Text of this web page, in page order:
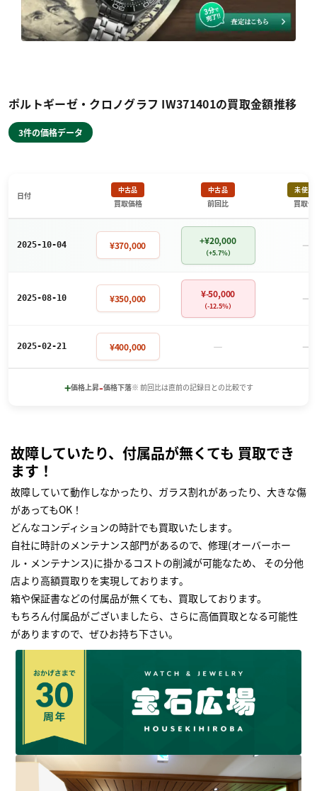
ポルトギーゼ・クロノグラフ IW371401の買取金額推移
3件の価格データ
日付
中古品
買取価格
中古品
前回比
未使用
買取価
2025-10-04 ¥370,000 +¥20,000
（+5.7%） －
2025-08-10 ¥350,000 ¥-50,000
（-12.5%） －
2025-02-21 ¥400,000 － －
+価格上昇-価格下落※ 前回比は直前の記録日との比較です
故障していたり、付属品が無くても 買取でき
ます！
故障していて動作しなかったり、ガラス割れがあったり、大きな傷
があってもOK！
どんなコンディションの時計でも買取いたします｡
自社に時計のメンテナンス部門があるので、修理(オーバーホー
ル・メンテナンス)に掛かるコストの削減が可能なため、 その分他
店より高額買取りを実現しております｡
箱や保証書などの付属品が無くても、買取しております。
もちろん付属品がございましたら、さらに高価買取となる可能性
がありますので、ぜひお持ち下さい｡